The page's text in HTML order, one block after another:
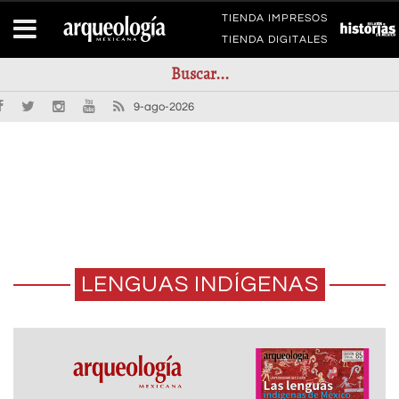
TIENDA IMPRESOS
TIENDA DIGITALES
9-ago-2026
LENGUAS INDÍGENAS